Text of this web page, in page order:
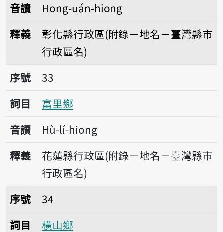
音讀
Hong-uán-hiong
釋義
彰化縣行政區(附錄－地名－臺灣縣市
行政區名)
序號33富里鄉
序號
33
詞目
富里鄉
音讀
Hù-lí-hiong
釋義
花蓮縣行政區(附錄－地名－臺灣縣市
行政區名)
序號34橫山鄉
序號
34
詞目
橫山鄉